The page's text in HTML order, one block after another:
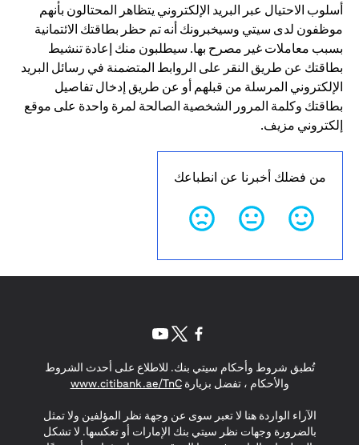
أسلوب الاحتيال عبر البريد الإلكتروني يتظاهر المحتالون بأنهم
موظفون لدى سيتي وسيخبرونك أنه تم حظر بطاقتك الائتمانية
بسبب معاملات غير مصرح بها. سيطلبون منك إعادة تنشيط
بطاقتك عن طريق النقر على الروابط المتضمنة في رسائل البريد
الإلكتروني المرسلة من قبلهم أو عن طريق إدخال تفاصيل
بطاقتك وكلمة المرور الشخصية الصالحة لمرة واحدة على موقع
إلكتروني مزيف.
من فضلك أخبرنا عن انطباعك
تُطبق شروط وأحكام سيتي بنك. للاطلاع على أحدث الشروط
والأحكام ، تفضل بزيارةwww.citibank.ae/TnC
(opens in a new tab)
الآراء الواردة هنا لا تعبر سوى عن وجهة نظر المؤلفين ولا تمثل
بالضرورة وجهات نظر سيتي بنك الإمارات أو تعكسها. لا تشكل